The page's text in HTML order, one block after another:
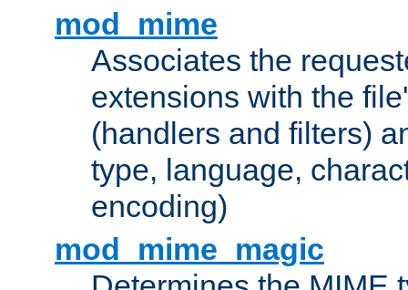
mod_mime
Associates the
extensions with the
(handlers and filters)
type, language,
encoding)
mod_mime_magic